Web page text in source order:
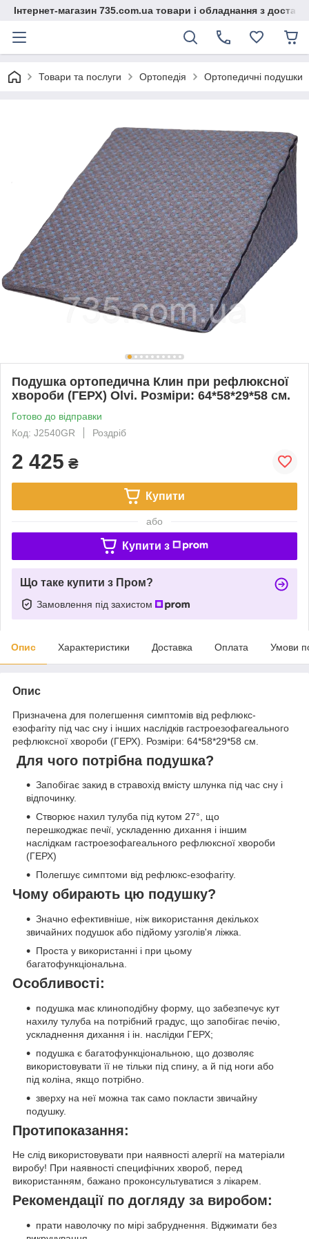
Інтернет-магазин 735.com.ua товари і обладнання з
Товари та послуги Ортопедія Ортопедичні подушки
Подушка ортопедична Клин при рефлюксної
хвороби (ГЕРХ) Olvi. Розміри: 64*58*29*58 см.
Готово до відправки
Код: J2540GR
Роздріб
2 425 ₴
Купити
або
Купити з
Що таке купити з Пром?
Замовлення під захистом
Опис Характеристики Доставка Оплата Умови
Опис
Призначена для полегшення симптомів від рефлюкс-
езофагіту під час сну і інших наслідків гастроезофагеального
рефлюксної хвороби (ГЕРХ). Розміри: 64*58*29*58 см.
Для чого потрібна подушка?
Запобігає закид в стравохід вмісту шлунка під час сну і
відпочинку.
Створює нахил тулуба під кутом 27°, що
перешкоджає печії, ускладенню дихання і іншим
наслідкам гастроезофагеального рефлюксної хвороби
(ГЕРХ)
Полегшує симптоми від рефлюкс-езофагіту.
Чому обирають цю подушку?
Значно ефективніше, ніж використання декількох
звичайних подушок або підйому узголів'я ліжка.
Проста у використанні і при цьому
багатофункціональна.
Особливості:
подушка має клиноподібну форму, що забезпечує кут
нахилу тулуба на потрібний градус, що запобігає печію,
ускладнення дихання і ін. наслідки ГЕРХ;
подушка є багатофункціональною, що дозволяє
використовувати її не тільки під спину, а й під ноги або
під коліна, якщо потрібно.
зверху на неї можна так само покласти звичайну
подушку.
Протипоказання:
Не слід використовувати при наявності алергії на матеріали
виробу! При наявності специфічних хвороб, перед
використанням, бажано проконсультуватися з лікарем.
Рекомендації по догляду за виробом:
прати наволочку по мірі забруднення. Віджимати без